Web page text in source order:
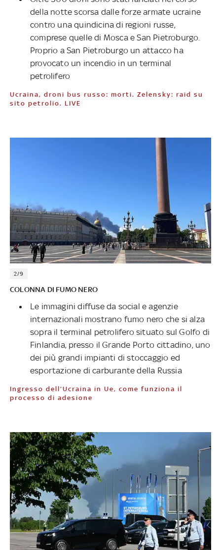
della notte scorsa dalle forze armate ucraine
contro una quindicina di regioni russe,
comprese quelle di Mosca e San Pietroburgo.
Proprio a San Pietroburgo un attacco ha
provocato un incendio in un terminal
petrolifero
Ucraina, droni bus russo: morti. Zelensky: raid su
sito petrolio. LIVE
2/9
COLONNA DI FUMO NERO
Le immagini diffuse da social e agenzie
internazionali mostrano fumo nero che si alza
sopra il terminal petrolifero situato sul Golfo di
Finlandia, presso il Grande Porto cittadino, uno
dei più grandi impianti di stoccaggio ed
esportazione di carburante della Russia
Ingresso dell’Ucraina in Ue, come funziona il
processo di adesione